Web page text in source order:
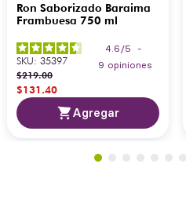
Ron Saborizado Baraima
Frambuesa 750 ml
4.6 /5
-
9 opiniones
SKU: 35397
$219.00
$131.40
Agregar